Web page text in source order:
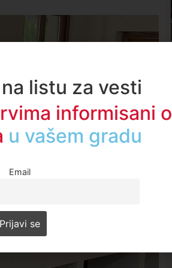
listu za vesti
informisani o
u regionu
Email